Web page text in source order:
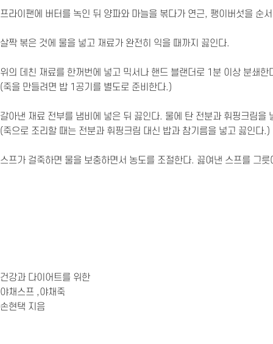
프라이팬에 버터를 녹인 뒤 양파와 마늘을 볶다가 연근, 팽이버섯을 순
살짝 볶은 것에 물을 넣고 재료가 완전히 익을 때까지 끓인다.
위의 데친 재료를 한꺼번에 넣고 믹서나 핸드 블랜더로 1분 이상 분쇄한
(죽을 만들려면 밥 1공기를 별도로 준비한다.)
갈아낸 재료 전부를 냄비에 넣은 뒤 끓인다. 물에 탄 전분과 휘핑크림을
(죽으로 조리할 때는 전분과 휘핑크림 대신 밥과 참기름을 넣고 끓인다.)
스프가 걸죽하면 물을 보충하면서 농도를 조절한다. 끓여낸 스프를 그
건강과 다이어트를 위한
야채스프 ,야채죽
손현택 지음